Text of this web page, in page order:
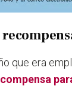
que era